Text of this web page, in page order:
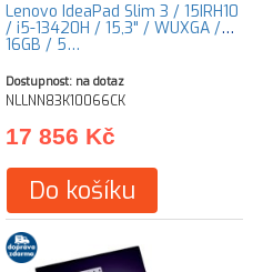
Lenovo IdeaPad Slim 3 / 15IRH10
/ i5-13420H / 15,3" / WUXGA /
16GB / 5…
Dostupnost: na dotaz
NLLNN83K10066CK
17 856 Kč
Do košíku